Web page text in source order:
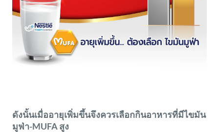
ดังนั้นเมื่ออายุเพิ่มขึ้นจึงควรเลือกกินอาหารที่มีไขมัน
มูฟ่า-MUFA สูง